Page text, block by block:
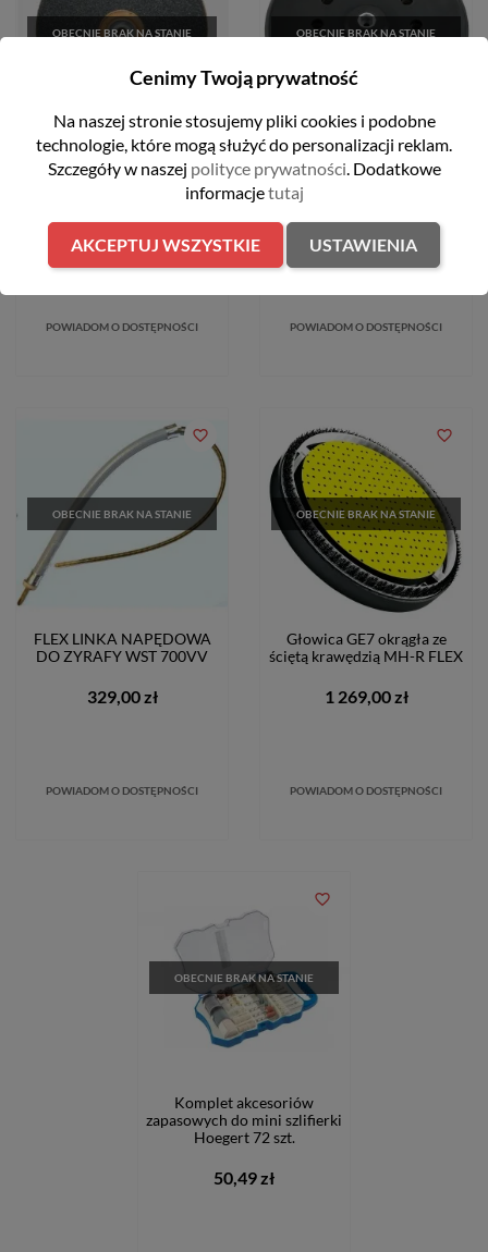
OBECNIE BRAK NA STANIE
FLEX TALERZ
PROWADZĄCY DO
POWIADOM O DOSTĘPNOŚCI
OBECNIE BRAK NA STANIE
FLEX ADAPTER MEDIUM
DO VARIO
POWIADOM O DOSTĘPNOŚCI
OBECNIE BRAK NA STANIE
FLEX LINKA NAPĘDOWA
DO ZYRAFY WST 700VV
329,00 zł
POWIADOM O DOSTĘPNOŚCI
favorite_border
OBECNIE BRAK NA STANIE
Głowica GE7 okrągła ze
ściętą krawędzią MH-R FLEX
1 269,00 zł
POWIADOM O DOSTĘPNOŚCI
favorite_border
OBECNIE BRAK NA STANIE
Komplet akcesoriów
zapasowych do mini szlifierki
Hoegert 72 szt.
50,49 zł
favorite_border
Cenimy Twoją prywatność
Na naszej stronie stosujemy pliki cookies i podobne
technologie, które mogą służyć do personalizacji reklam.
Szczegóły w naszej polityce prywatności. Dodatkowe
informacjetutaj
AKCEPTUJ WSZYSTKIE USTAWIENIA